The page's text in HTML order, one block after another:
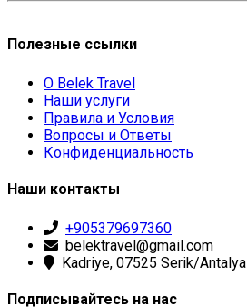
Полезные ссылки
О Belek Travel
Наши услуги
Правила и Условия
Вопросы и Ответы
Конфиденциальность
Наши контакты
+905379697360
belektravel@gmail.com
Kadriye, 07525 Serik/Antalya
Подписывайтесь на нас